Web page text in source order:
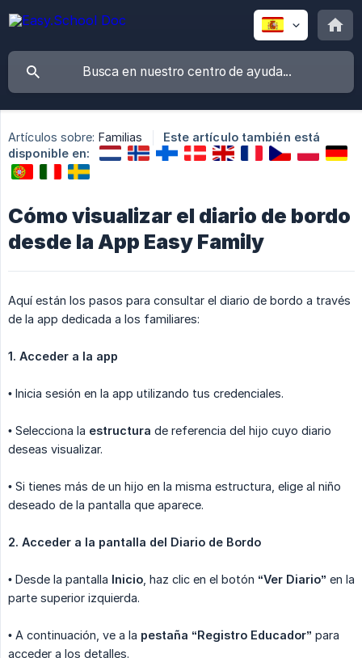
Artículos sobre: Familias
Este artículo también está
disponible en:
Cómo visualizar el diario de bordo
desde la App Easy Family
Aquí están los pasos para consultar el diario de bordo a través
de la app dedicada a los familiares:
1. Acceder a la app
• Inicia sesión en la app utilizando tus credenciales.
• Selecciona la estructura de referencia del hijo cuyo diario
deseas visualizar.
• Si tienes más de un hijo en la misma estructura, elige al niño
deseado de la pantalla que aparece.
2. Acceder a la pantalla del Diario de Bordo
• Desde la pantalla Inicio , haz clic en el botón “Ver Diario” en la
parte superior izquierda.
• A continuación, ve a la pestaña “Registro Educador” para
acceder a los detalles.